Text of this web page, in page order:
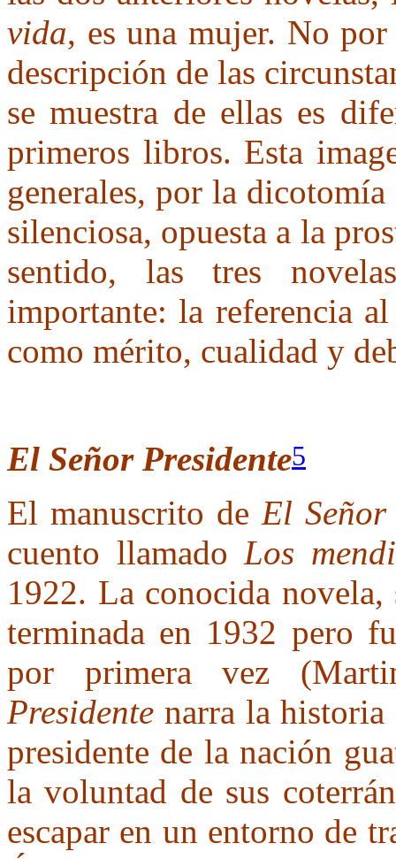
vida, es una mujer. No
descripción de las
se muestra de ellas es
primeros libros. Esta
generales, por la
silenciosa, opuesta a la
sentido, las tres
importante: la referencia
como mérito, cualidad y
El Señor Presidente5
El manuscrito deEl Señor
cuento llamadoLos
1922. La conocida
terminada en 1932 pero
por primera vez
Presidente narra la
presidente de la nación
la voluntad de sus
escapar en un entorno de